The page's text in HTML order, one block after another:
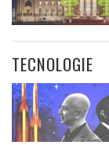
TECNOLOGIE